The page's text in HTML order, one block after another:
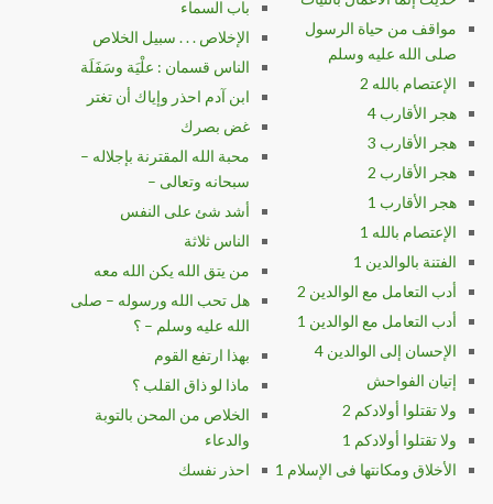
مواقف من حياة الرسول
صلى الله عليه وسلم
الإعتصام بالله 2
هجر الأقارب 4
هجر الأقارب 3
هجر الأقارب 2
هجر الأقارب 1
الإعتصام بالله 1
الفتنة بالوالدين 1
أدب التعامل مع الوالدين 2
أدب التعامل مع الوالدين 1
الإحسان إلى الوالدين 4
إتيان الفواحش
ولا تقتلوا أولادكم 2
ولا تقتلوا أولادكم 1
الأخلاق ومكانتها فى الإسلام 1
باب السماء
الإخلاص . . . سبيل الخلاص
الناس قسمان : علْيَة وسَفَلَة
ابن آدم احذر وإياك أن تغتر
غض بصرك
محبة الله المقترنة بإجلاله –
سبحانه وتعالى –
أشد شئ على النفس
الناس ثلاثة
من يتق الله يكن الله معه
هل تحب الله ورسوله – صلى
الله عليه وسلم – ؟
بهذا ارتفع القوم
ماذا لو ذاق القلب ؟
الخلاص من المحن بالتوبة
والدعاء
احذر نفسك